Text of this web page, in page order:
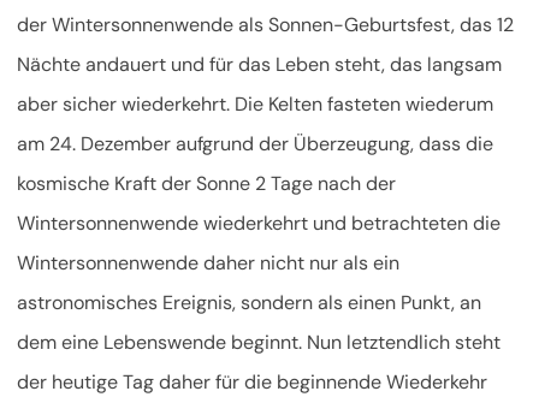
der Wintersonnenwende als Sonnen-Geburtsfest, das 12
Nächte andauert und für das Leben steht, das langsam
aber sicher wiederkehrt. Die Kelten fasteten wiederum
am 24. Dezember aufgrund der Überzeugung, dass die
kosmische Kraft der Sonne 2 Tage nach der
Wintersonnenwende wiederkehrt und betrachteten die
Wintersonnenwende daher nicht nur als ein
astronomisches Ereignis, sondern als einen Punkt, an
dem eine Lebenswende beginnt. Nun letztendlich steht
der heutige Tag daher für die beginnende Wiederkehr